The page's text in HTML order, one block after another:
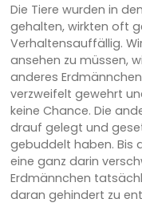
Die Tiere wurden in
gehalten, wirkten oft
Verhaltensauffällig.
ansehen zu müssen,
anderes
verzweifelt gewehrt
keine Chance. Die
drauf gelegt und
gebuddelt haben. Bis
eine ganz darin
Erdmännchen
daran gehindert zu